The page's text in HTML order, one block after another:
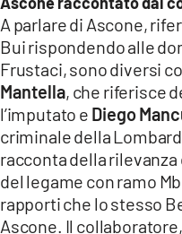
A parlare di Ascone,
Bui rispondendo alle
Frustaci, sono diversi
Mantella, che riferisce
l’imputato e Diego
criminale della
racconta della
del legame con ramo
rapporti che lo stesso
Ascone. Il